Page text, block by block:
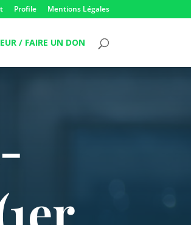
Profile Mentions Légales
/ FAIRE UN DON